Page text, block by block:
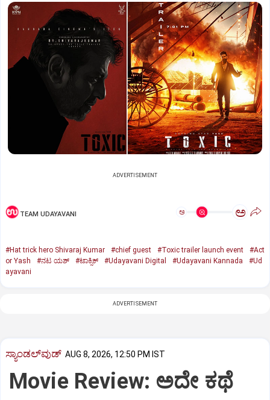
ADVERTISEMENT
TEAM UDAYAVANI ಅ ಅ
#Hat trick hero Shivaraj Kumar #chief guest #Toxic trailer launch event
#Act
or Yash
#ನಟ ಯಶ್‌ #ಟಾಕ್ಸಿಕ್‌ #Udayavani Digital #Udayavani Kannada
#Ud
ayavani
ADVERTISEMENT
ಸ್ಯಾಂಡಲ್‌ವುಡ್‌ AUG 8, 2026, 12:50 PM IST
Movie Review: ಅದೇ ಕಥೆ